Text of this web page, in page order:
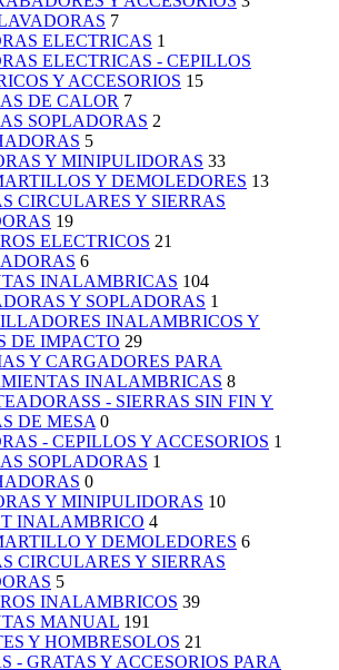
7
ELECTRICAS 1
ELECTRICAS - CEPILLOS
Y ACCESORIOS 15
DE CALOR 7
SOPLADORAS 2
5
Y MINIPULIDORAS 33
Y DEMOLEDORES 13
CIRCULARES Y SIERRAS
19
ELECTRICOS 21
6
INALAMBRICAS 104
Y SOPLADORAS 1
INALAMBRICOS Y
DE IMPACTO 29
Y CARGADORES PARA
INALAMBRICAS 8
- SIERRAS SIN FIN Y
DE MESA 0
- CEPILLOS Y ACCESORIOS 1
SOPLADORAS 1
0
Y MINIPULIDORAS 10
INALAMBRICO 4
Y DEMOLEDORES 6
CIRCULARES Y SIERRAS
5
INALAMBRICOS 39
MANUAL 191
Y HOMBRESOLOS 21
- GRATAS Y ACCESORIOS PARA